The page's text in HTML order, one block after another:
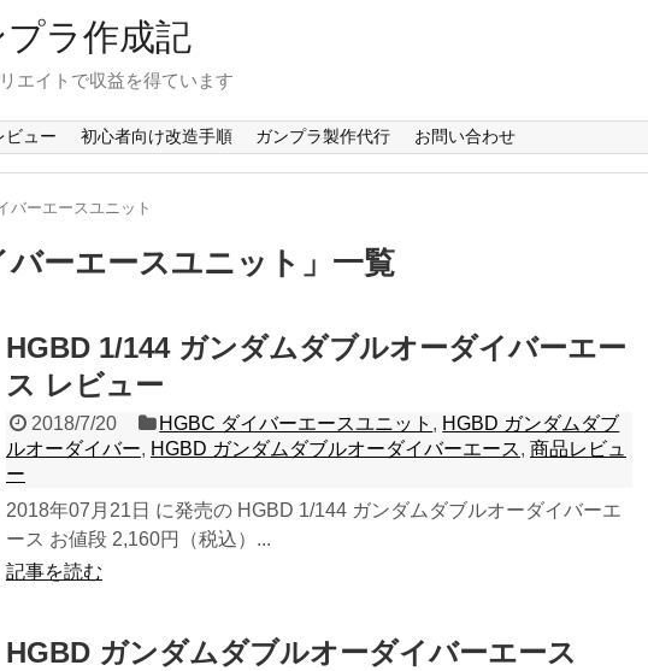
ラ作成記
エイトで収益を得ています
ビュー 初心者向け改造手順 ガンプラ製作代行 お問い合わせ
バーエースユニット
ーエースユニット 」 一覧
HGBD 1/144 ガンダムダブルオーダイバーエー
ス レビュー
2018/7/20 HGBC ダイバーエースユニット , HGBD ガンダムダブ
ルオーダイバー, HGBD ガンダムダブルオーダイバーエース, 商品レビュ
ー
2018年07月21日 に発売の HGBD 1/144 ガンダムダブルオーダイバーエ
ース お値段 2,160円（税込）...
記事を読む
HGBD ガンダムダブルオーダイバーエース